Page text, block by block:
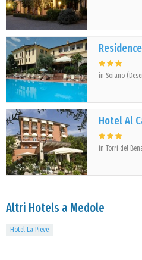
in Soiano
Hotel Al
in Torri del
Altri Hotels a Medole
Hotel La Pieve